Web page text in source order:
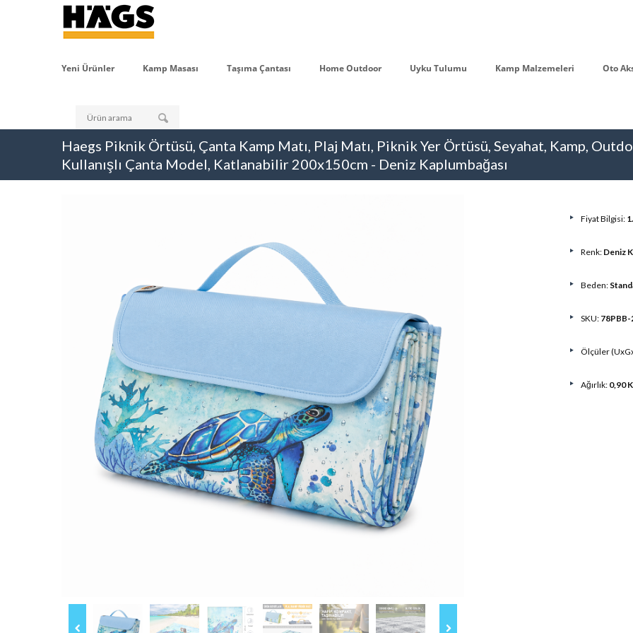
Yeni Ürünler Kamp Masası Taşıma Çantası Home Outdoor Uyku Tulumu Kamp Malzemeleri Oto
Haegs Piknik Örtüsü, Çanta Kamp Matı, Plaj Matı, Piknik Yer Örtüsü, Seyahat, Kamp,
Kullanışlı Çanta Model, Katlanabilir 200x150cm - Deniz Kaplumbağası
Fiyat Bilgisi:
Renk: Deniz
Beden:
SKU:
Ölçüler
Ağırlık: 0,90